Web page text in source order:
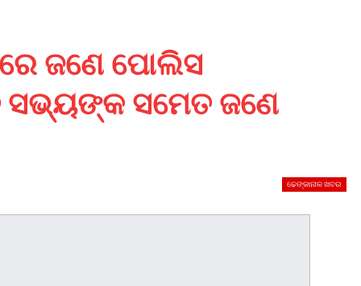
ଜଣେ ପୋଲିସ
ସଭ୍ୟଙ୍କ ସମେତ ଜଣେ
ଢେଙ୍କାନାଳ ଖବର